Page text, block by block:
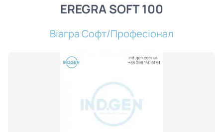
EREGRA SOFT 100
Віагра Софт/Професіонал